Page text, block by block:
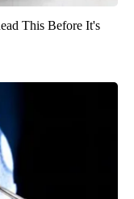
This Before It's